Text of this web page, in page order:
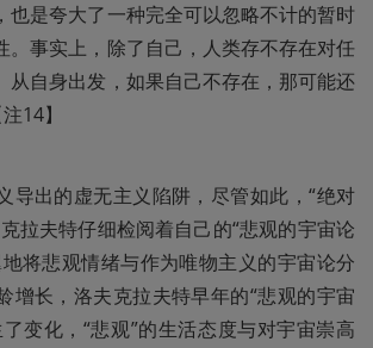
也是夸大了一种完全可以忽略不计的暂时
。事实上，除了自己，人类存不存在对任
从自身出发，如果自己不存在，那可能还
14】
导出的虚无主义陷阱，尽管如此，“绝对
拉夫特仔细检阅着自己的“悲观的宇宙论
将悲观情绪与作为唯物主义的宇宙论分
增长，洛夫克拉夫特早年的“悲观的宇宙
变化，“悲观”的生活态度与对宇宙崇高